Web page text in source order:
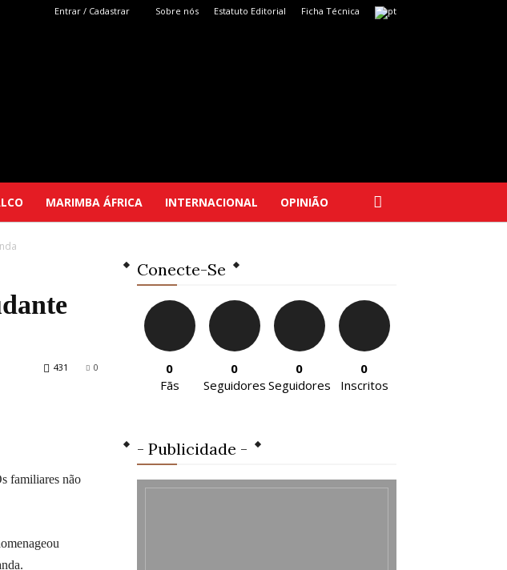
Entrar / Cadastrar Sobre nós Estatuto Editorial Ficha Técnica
MARIMBA ÁFRICA INTERNACIONAL OPINIÃO
0
431
familiares não
Conecte-Se
0
Fãs
0
Seguidores
0
Seguidores
0
Inscritos
- Publicidade -